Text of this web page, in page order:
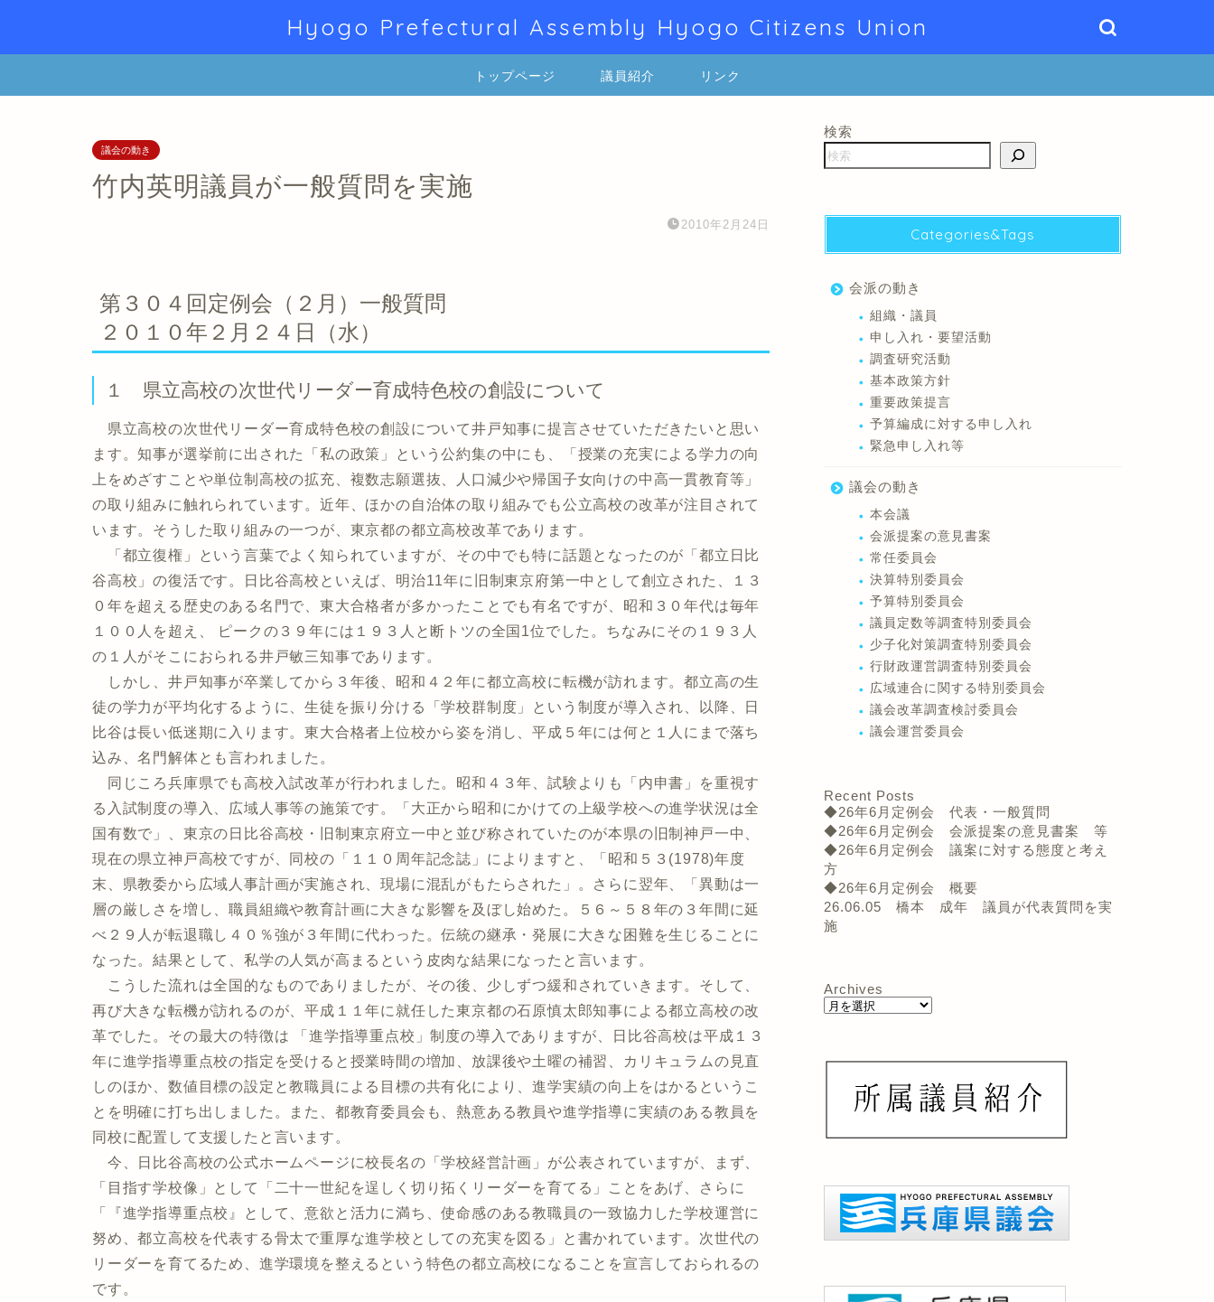
Hyogo Prefectural Assembly Hyogo Citizens Union
トップページ 議員紹介 リンク
議会の動き
竹内英明議員が一般質問を実施
2010年2月24日
第３０４回定例会（２月）一般質問
２０１０年２月２４日（水）
１ 県立高校の次世代リーダー育成特色校の創設について
県立高校の次世代リーダー育成特色校の創設について井戸知事に提言させていただきたいと思い
ます。知事が選挙前に出された「私の政策」という公約集の中にも、「授業の充実による学力の向
上をめざすことや単位制高校の拡充、複数志願選抜、人口減少や帰国子女向けの中高一貫教育等」
の取り組みに触れられています。近年、ほかの自治体の取り組みでも公立高校の改革が注目されて
います。そうした取り組みの一つが、東京都の都立高校改革であります。
「都立復権」という言葉でよく知られていますが、その中でも特に話題となったのが「都立日比
谷高校」の復活です。日比谷高校といえば、明治11年に旧制東京府第一中として創立された、１３
０年を超える歴史のある名門で、東大合格者が多かったことでも有名ですが、昭和３０年代は毎年
１００人を超え、 ピークの３９年には１９３人と断トツの全国1位でした。ちなみにその１９３人
の１人がそこにおられる井戸敏三知事であります。
しかし、井戸知事が卒業してから３年後、昭和４２年に都立高校に転機が訪れます。都立高の生
徒の学力が平均化するように、生徒を振り分ける「学校群制度」という制度が導入され、以降、日
比谷は長い低迷期に入ります。東大合格者上位校から姿を消し、平成５年には何と１人にまで落ち
込み、名門解体とも言われました。
同じころ兵庫県でも高校入試改革が行われました。昭和４３年、試験よりも「内申書」を重視す
る入試制度の導入、広域人事等の施策です。「大正から昭和にかけての上級学校への進学状況は全
国有数で」、東京の日比谷高校・旧制東京府立一中と並び称されていたのが本県の旧制神戸一中、
現在の県立神戸高校ですが、同校の「１１０周年記念誌」によりますと、「昭和５３(1978)年度
末、県教委から広域人事計画が実施され、現場に混乱がもたらされた」。さらに翌年、「異動は一
層の厳しさを増し、職員組織や教育計画に大きな影響を及ぼし始めた。５６～５８年の３年間に延
べ２９人が転退職し４０％強が３年間に代わった。伝統の継承・発展に大きな困難を生じることに
なった。結果として、私学の人気が高まるという皮肉な結果になったと言います。
こうした流れは全国的なものでありましたが、その後、少しずつ緩和されていきます。そして、
再び大きな転機が訪れるのが、平成１１年に就任した東京都の石原慎太郎知事による都立高校の改
革でした。その最大の特徴は 「進学指導重点校」制度の導入でありますが、日比谷高校は平成１３
年に進学指導重点校の指定を受けると授業時間の増加、放課後や土曜の補習、カリキュラムの見直
しのほか、数値目標の設定と教職員による目標の共有化により、進学実績の向上をはかるというこ
とを明確に打ち出しました。また、都教育委員会も、熱意ある教員や進学指導に実績のある教員を
同校に配置して支援したと言います。
今、日比谷高校の公式ホームページに校長名の「学校経営計画」が公表されていますが、まず、
「目指す学校像」として「二十一世紀を逞しく切り拓くリーダーを育てる」ことをあげ、さらに
「『進学指導重点校』として、意欲と活力に満ち、使命感のある教職員の一致協力した学校運営に
努め、都立高校を代表する骨太で重厚な進学校としての充実を図る」と書かれています。次世代の
リーダーを育てるため、進学環境を整えるという特色の都立高校になることを宣言しておられるの
です。
検索
Categories&Tags
会派の動き
組織・議員
申し入れ・要望活動
調査研究活動
基本政策方針
重要政策提言
予算編成に対する申し入れ
緊急申し入れ等
議会の動き
本会議
会派提案の意見書案
常任委員会
決算特別委員会
予算特別委員会
議員定数等調査特別委員会
少子化対策調査特別委員会
行財政運営調査特別委員会
広域連合に関する特別委員会
議会改革調査検討委員会
議会運営委員会
Recent Posts
◆26年6月定例会 代表・一般質問
◆26年6月定例会 会派提案の意見書案 等
◆26年6月定例会 議案に対する態度と考え
方
◆26年6月定例会 概要
26.06.05 橋本 成年 議員が代表質問を実
施
Archives